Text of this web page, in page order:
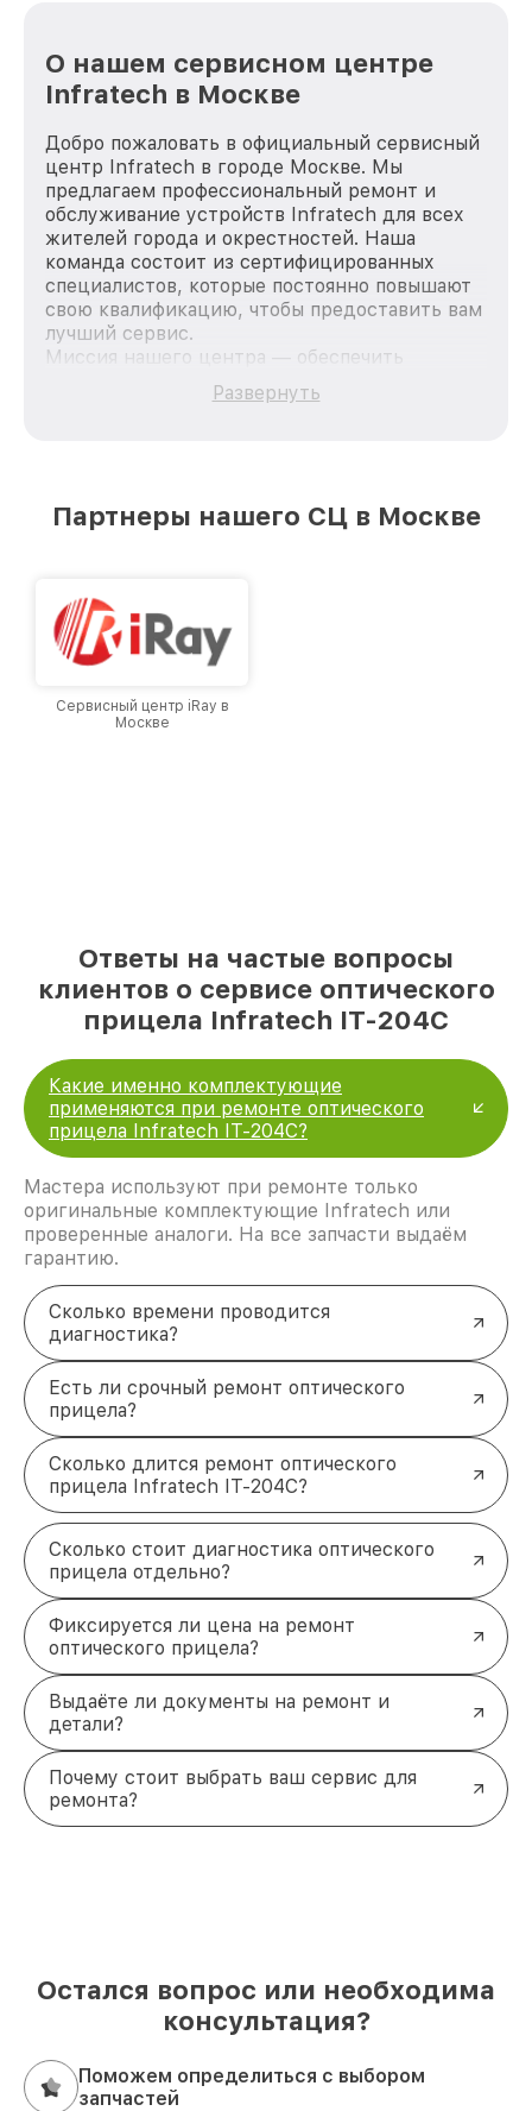
О нашем сервисном центре
Infratech в Москве
Добро пожаловать в официальный сервисный
центр Infratech в городе Москве. Мы
предлагаем профессиональный ремонт и
обслуживание устройств Infratech для всех
жителей города и окрестностей. Наша
команда состоит из сертифицированных
специалистов, которые постоянно повышают
свою квалификацию, чтобы предоставить вам
лучший сервис.
Миссия нашего центра — обеспечить
качественный и доступный ремонт для
каждого пользователя продукции Infratech,
лучшим сервисным центром Infratech в
Развернуть
Партнеры нашего СЦ в Москве
Сервисный центр iRay в
Москве
Ответы на частые вопросы
клиентов о сервисе оптического
прицела Infratech IT-204C
Какие именно комплектующие
применяются при ремонте оптического
прицела Infratech IT-204C?
Мастера используют при ремонте только
оригинальные комплектующие Infratech или
проверенные аналоги. На все запчасти выдаём
гарантию.
Сколько времени проводится
диагностика?
Есть ли срочный ремонт оптического
прицела?
Сколько длится ремонт оптического
прицела Infratech IT-204C?
Сколько стоит диагностика оптического
прицела отдельно?
Фиксируется ли цена на ремонт
оптического прицела?
Выдаёте ли документы на ремонт и
детали?
Почему стоит выбрать ваш сервис для
ремонта?
Остался вопрос или необходима
консультация?
Поможем определиться с выбором
запчастей